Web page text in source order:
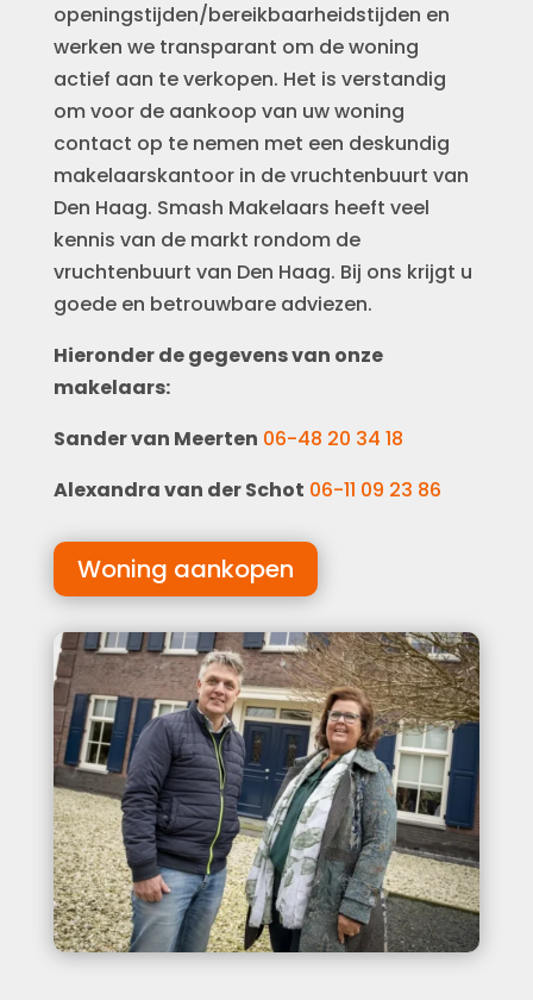
openingstijden/bereikbaarheidstijden en
werken we transparant om de woning
actief aan te verkopen. Het is verstandig
om voor de aankoop van uw woning
contact op te nemen met een deskundig
makelaarskantoor in de vruchtenbuurt van
Den Haag. Smash Makelaars heeft veel
kennis van de markt rondom de
vruchtenbuurt van Den Haag. Bij ons krijgt u
goede en betrouwbare adviezen.
Hieronder de gegevens van onze
makelaars:
Sander van Meerten 06-48 20 34 18
Alexandra van der Schot 06-11 09 23 86
Woning aankopen